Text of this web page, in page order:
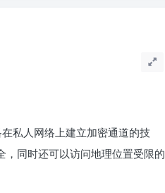
私人网络上建立加密通道的技
，同时还可以访问地理位置受限的